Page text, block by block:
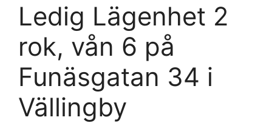
Ledig Lägenhet 2
rok, vån 6 på
Funäsgatan 34 i
Vällingby